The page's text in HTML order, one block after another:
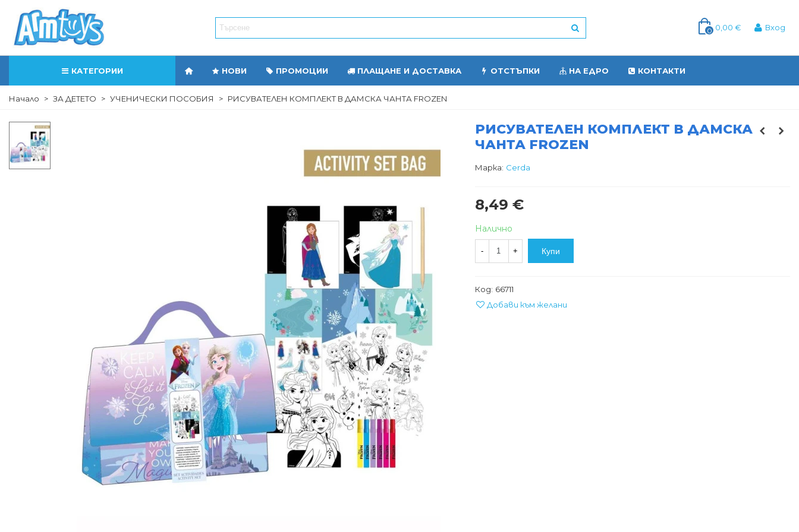
0 0,00 € Вход
КАТЕГОРИИ НОВИ ПРОМОЦИИ ПЛАЩАНЕ И ДОСТАВКА ОТСТЪПКИ НА ЕДРО КОНТАКТИ
Начало > ЗА ДЕТЕТО > УЧЕНИЧЕСКИ ПОСОБИЯ > РИСУВАТЕЛЕН КОМПЛЕКТ В ДАМСКА ЧАНТА FROZEN
РИСУВАТЕЛЕН КОМПЛЕКТ В ДАМСКА
ЧАНТА FROZEN
Марка: Cerda
8,49 €
Налично
- + Купи
Код: 66711
Добави към желани